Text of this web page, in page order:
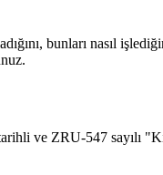
bunları nasıl
ve ZRU-547 sayılı